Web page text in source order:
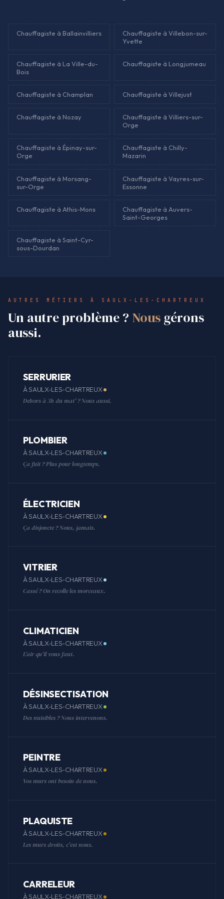
Chauffagiste à Ballainvilliers
Chauffagiste à Villebon-sur-
Yvette
Chauffagiste à La Ville-du-
Bois
Chauffagiste à Longjumeau
Chauffagiste à Champlan Chauffagiste à Villejust
Chauffagiste à Nozay
Chauffagiste à Villiers-sur-
Orge
Chauffagiste à Épinay-sur-
Orge
Chauffagiste à Chilly-
Mazarin
Chauffagiste à Morsang-
sur-Orge
Chauffagiste à Vayres-sur-
Essonne
Chauffagiste à Athis-Mons
Chauffagiste à Auvers-
Saint-Georges
Chauffagiste à Saint-Cyr-
sous-Dourdan
AUTRES MÉTIERS À SAULX-LES-CHARTREUX
Un autre problème ? Nousgérons
aussi.
SERRURIER
À SAULX-LES-CHARTREUX
Dehors à 3h du mat' ? Nous aussi.
PLOMBIER
À SAULX-LES-CHARTREUX
Ça fuit ? Plus pour longtemps.
ÉLECTRICIEN
À SAULX-LES-CHARTREUX
Ça disjoncte ? Nous, jamais.
VITRIER
À SAULX-LES-CHARTREUX
Cassé ? On recolle les morceaux.
CLIMATICIEN
À SAULX-LES-CHARTREUX
L'air qu'il vous faut.
DÉSINSECTISATION
À SAULX-LES-CHARTREUX
Des nuisibles ? Nous intervenons.
PEINTRE
À SAULX-LES-CHARTREUX
Vos murs ont besoin de nous.
PLAQUISTE
À SAULX-LES-CHARTREUX
Les murs droits, c'est nous.
CARRELEUR
À SAULX-LES-CHARTREUX